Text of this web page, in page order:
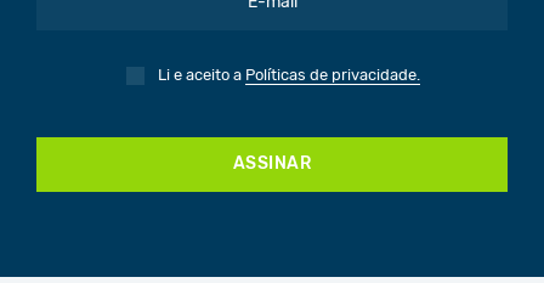
Li e aceito a Políticas de privacidade.
ASSINAR